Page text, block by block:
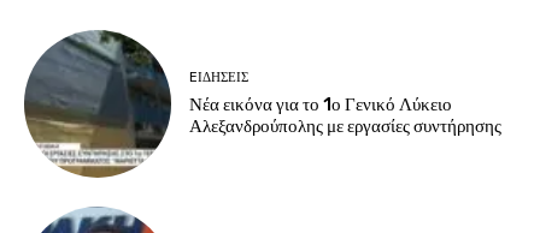
EΙΔΗΣΕΙΣ
Νέα εικόνα για το 1ο Γενικό Λύκειο
Αλεξανδρούπολης με εργασίες συντήρησης